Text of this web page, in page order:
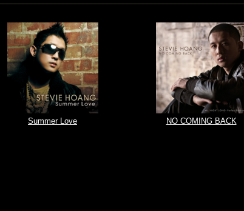
Summer Love NO COMING BACK